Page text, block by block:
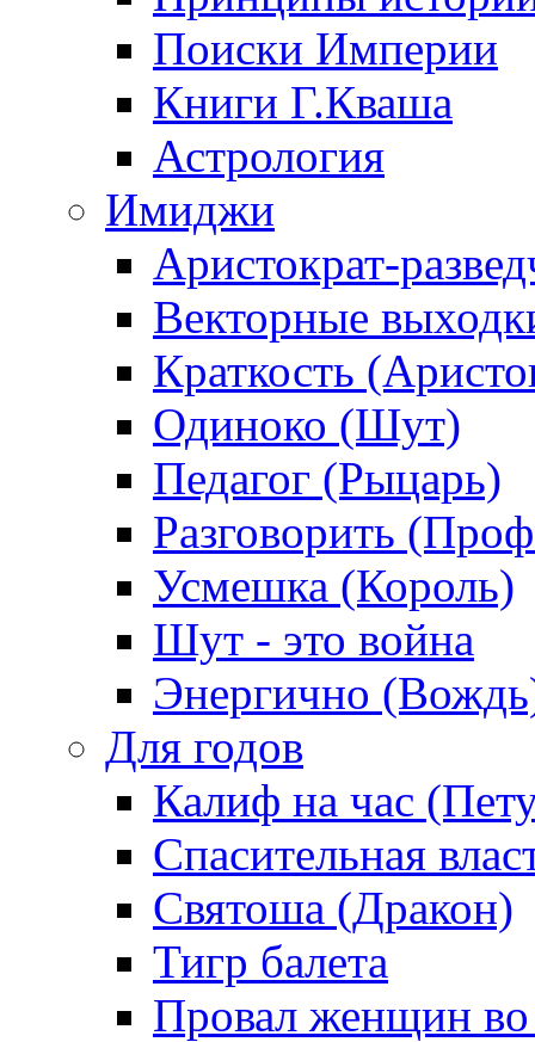
Поиски Империи
Книги Г.Кваша
Астрология
Имиджи
Аристократ-
Векторные
Краткость
Одиноко (Шут)
Педагог (Рыцарь)
Разговорить
Усмешка (Король)
Шут - это война
Энергично
Для годов
Калиф на час
Спасительная
Святоша (Дракон)
Тигр балета
Провал женщин во